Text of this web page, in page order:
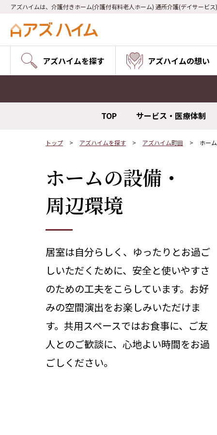
アズハイムは、介護付きホーム(介護付有料老人ホーム) 通所介護(デイサービ
アズハイムを探す アズハイムの想い
TOP サービス・医療体制
トップ アズハイムを探す アズハイム町田 ホー
ホームの設備・
周辺環境
居室は自分らしく、ゆったりとお過ご
しいただくために、安全と使いやすさ
のための工夫をこらしています。お好
みの空間演出をお楽しみいただけま
す。共用スペースではお食事に、ご友
人とのご歓談に、心地よい時間をお過
ごしください。